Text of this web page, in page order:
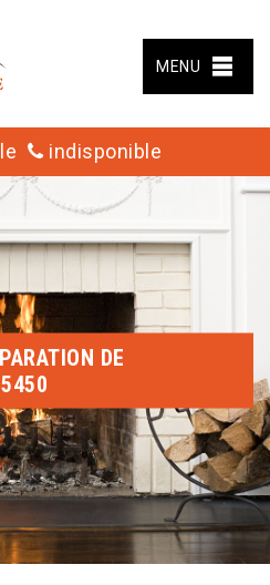
MENU
indisponible
DE